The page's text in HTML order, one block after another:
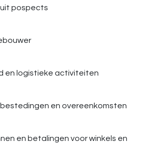
pospects
en logistieke activiteiten
en overeenkomsten
en betalingen voor winkels en